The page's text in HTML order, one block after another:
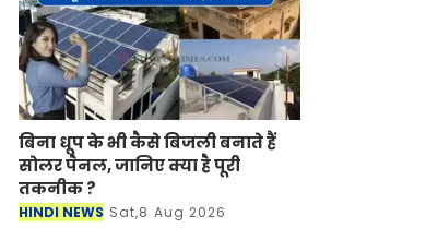
बिना धूप के भी कैसे बिजली बनाते हैं
सोलर पैनल, जानिए क्या है पूरी
तकनीक ?
HINDI NEWS Sat,8 Aug 2026